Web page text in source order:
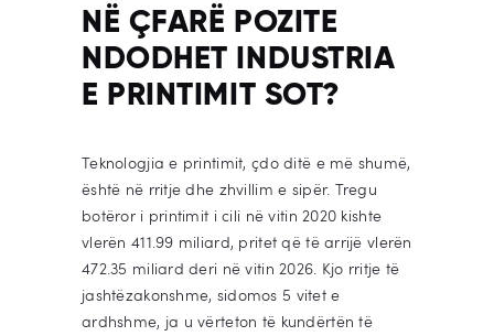
NË ÇFARË POZITE
NDODHET INDUSTRIA
E PRINTIMIT SOT?
Teknologjia e printimit, çdo ditë e më shumë,
është në rritje dhe zhvillim e sipër. Tregu
botëror i printimit i cili në vitin 2020 kishte
vlerën 411.99 miliard, pritet që të arrijë vlerën
472.35 miliard deri në vitin 2026. Kjo rritje të
jashtëzakonshme, sidomos 5 vitet e
ardhshme, ja u vërteton të kundërtën të